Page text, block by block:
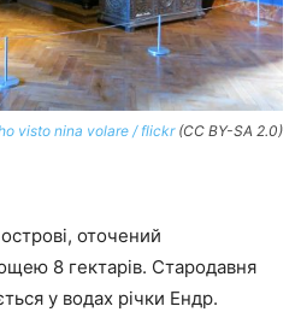
visto nina volare / flickr(CC BY-SA 2.0)
оточений
8 гектарів. Стародавня
у водах річки Ендр.